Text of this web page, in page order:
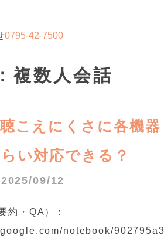
0795-42-7500
複数人会話
こえにくさに各機器
い対応できる？
2025/09/12
・QA）：
notebook/